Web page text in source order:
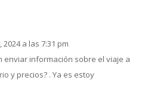
2024 a las 7:31 pm
enviar información sobre el viaje a
y precios? . Ya es estoy